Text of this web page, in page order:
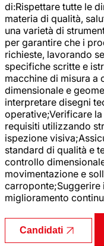
di:Rispettare tutte le
materia di qualità,
una varietà di
per garantire che i
richieste, lavorando
specifiche scritte e
macchine di misura
dimensionale e
interpretare disegni
operative;Verificare
requisiti utilizzando
ispezione
standard di qualità e
controllo
movimentazione e
carroponte;Suggerire
miglioramento
Candidati